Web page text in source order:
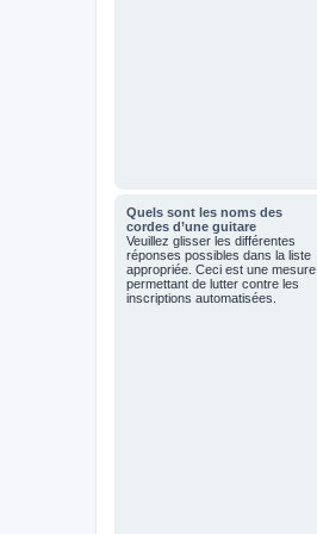
Quels sont les noms des
cordes d’une guitare
Veuillez glisser les différentes
réponses possibles dans la liste
appropriée. Ceci est une mesure
permettant de lutter contre les
inscriptions automatisées.